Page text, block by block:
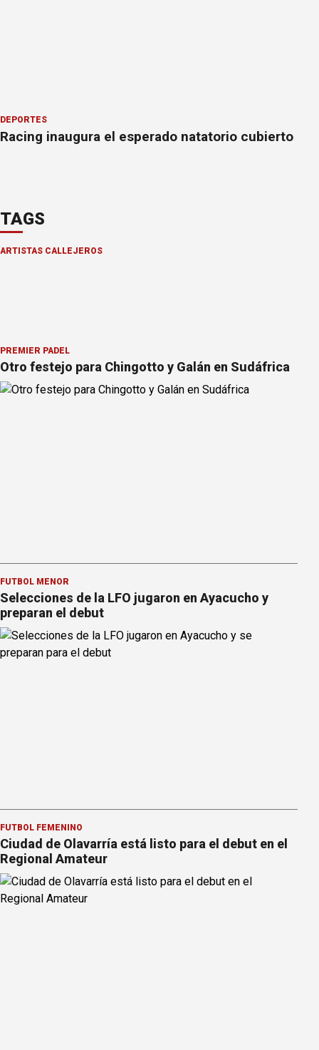
DEPORTES
Racing inaugura el esperado natatorio cubierto
TAGS
ARTISTAS CALLEJEROS
PREMIER PÁDEL
Otro festejo para Chingotto y Galán en Sudáfrica
FÚTBOL MENOR
Selecciones de la LFO jugaron en Ayacucho y
preparan el debut
FÚTBOL FEMENINO
Ciudad de Olavarría está listo para el debut en el
Regional Amateur